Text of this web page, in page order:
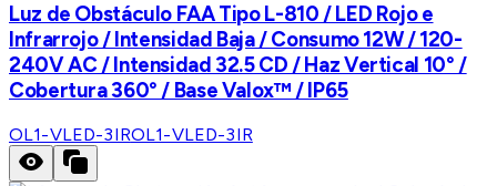
Luz de Obstáculo FAA Tipo L-810 / LED Rojo e
Infrarrojo / Intensidad Baja / Consumo 12W / 120-
240V AC / Intensidad 32.5 CD / Haz Vertical 10° /
Cobertura 360° / Base Valox™ / IP65
OL1-VLED-3IROL1-VLED-3IR